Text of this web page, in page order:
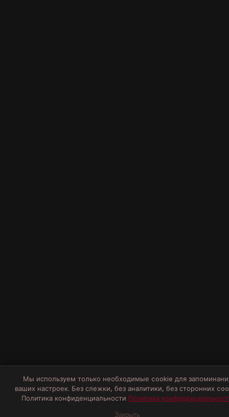
Мы используем только необходимые cookie для
ваших настроек. Без слежки, без аналитики, без сторонних
Политика конфиденциальности Политика
Закрыть